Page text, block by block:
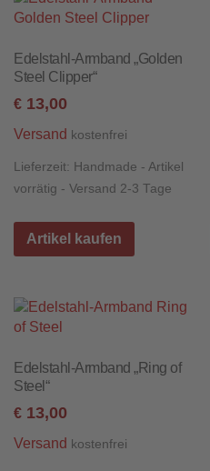
Edelstahl-Armband „Golden
Steel Clipper“
€ 13,00
Versand kostenfrei
Lieferzeit: Handmade - Artikel
vorrätig - Versand 2-3 Tage
Artikel kaufen
Edelstahl-Armband „Ring of
Steel“
€ 13,00
Versand kostenfrei